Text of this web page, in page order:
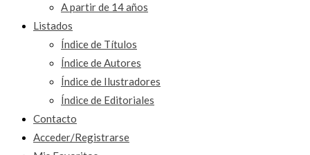
A partir de 14 años
Listados
Índice de Títulos
Índice de Autores
Índice de Ilustradores
Índice de Editoriales
Contacto
Acceder/Registrarse